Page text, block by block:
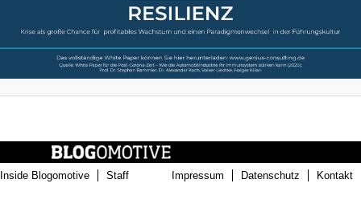
Inside Blogomotive Staff Impressum Datenschutz Kontakt